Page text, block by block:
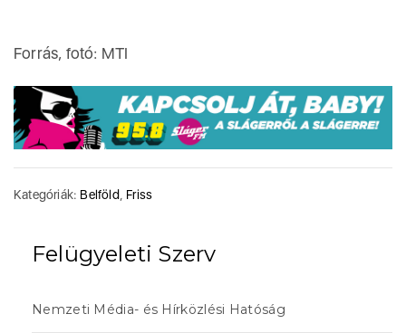
Forrás, fotó: MTI
Kategóriák: Belföld Friss
Felügyeleti Szerv
Nemzeti Média- és Hírközlési Hatóság